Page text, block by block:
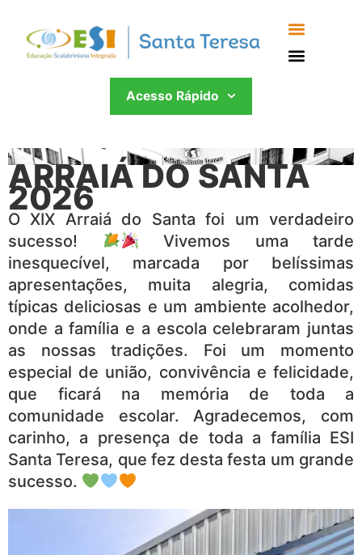
Acesso Rápido
ARRAIÁ DO SANTA
2026
O XIX Arraiá do Santa foi um verdadeiro
sucesso!
Vivemos uma tarde
inesquecível, marcada por belíssimas
apresentações, muita alegria, comidas
típicas deliciosas e um ambiente acolhedor,
onde a família e a escola celebraram juntas
as nossas tradições. Foi um momento
especial de união, convivência e felicidade,
que ficará na memória de toda a
comunidade escolar. Agradecemos, com
carinho, a presença de toda a família ESI
Santa Teresa, que fez desta festa um grande
sucesso.